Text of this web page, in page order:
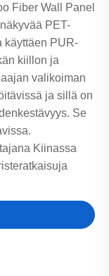
Fiber Wall Panel
PET-
käyttäen PUR-
kiillon ja
valikoiman
ja sillä on
Se
Kiinassa